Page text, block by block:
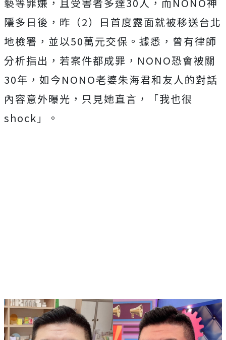
隱多日後，昨（2）日首度露面就被移送台北
地檢署，並以50萬元交保。據悉，曾有律師
分析指出，若案件都成罪，NONO恐會被關
30年，如今NONO老婆朱海君和友人的對話
內容意外曝光，只見她直言，「我也很
shock」。